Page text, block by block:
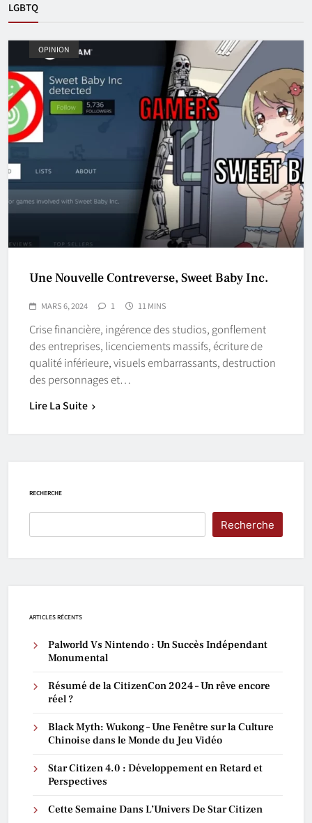
LGBTQ
OPINION
Une Nouvelle Contreverse, Sweet Baby Inc.
MARS 6, 2024 1 11 MINS
Crise financière, ingérence des studios, gonflement
des entreprises, licenciements massifs, écriture de
qualité inférieure, visuels embarrassants, destruction
des personnages et…
Lire La Suite
RECHERCHE
Recherche
ARTICLES RÉCENTS
Palworld Vs Nintendo : Un Succès Indépendant
Monumental
Résumé de la CitizenCon 2024 – Un rêve encore
réel ?
Black Myth: Wukong – Une Fenêtre sur la Culture
Chinoise dans le Monde du Jeu Vidéo
Star Citizen 4.0 : Développement en Retard et
Perspectives
Cette Semaine Dans L’Univers De Star Citizen